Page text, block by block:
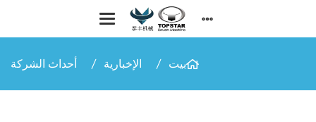
بيت الإخبارية أحداث الشركة